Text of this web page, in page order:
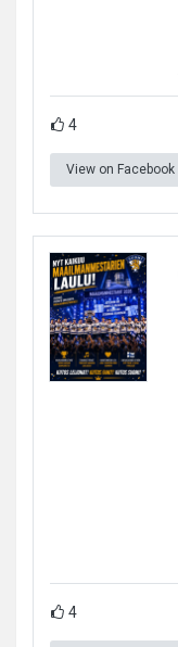
4
View on Facebook
4